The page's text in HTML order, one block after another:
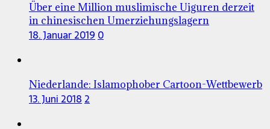
Über eine Million muslimische Uiguren derzeit
in chinesischen Umerziehungslagern
18. Januar 20190
Niederlande: Islamophober Cartoon-Wettbewerb
13. Juni 20182